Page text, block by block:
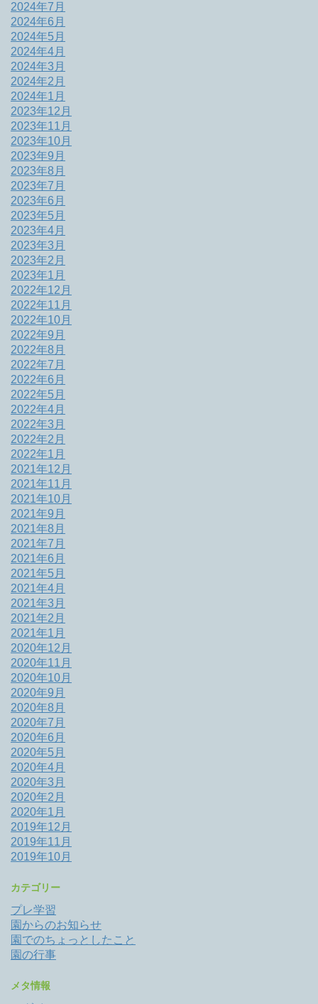
2024年7月
2024年6月
2024年5月
2024年4月
2024年3月
2024年2月
2024年1月
2023年12月
2023年11月
2023年10月
2023年9月
2023年8月
2023年7月
2023年6月
2023年5月
2023年4月
2023年3月
2023年2月
2023年1月
2022年12月
2022年11月
2022年10月
2022年9月
2022年8月
2022年7月
2022年6月
2022年5月
2022年4月
2022年3月
2022年2月
2022年1月
2021年12月
2021年11月
2021年10月
2021年9月
2021年8月
2021年7月
2021年6月
2021年5月
2021年4月
2021年3月
2021年2月
2021年1月
2020年12月
2020年11月
2020年10月
2020年9月
2020年8月
2020年7月
2020年6月
2020年5月
2020年4月
2020年3月
2020年2月
2020年1月
2019年12月
2019年11月
2019年10月
カテゴリー
プレ学習
園からのお知らせ
園でのちょっとしたこと
園の行事
メタ情報